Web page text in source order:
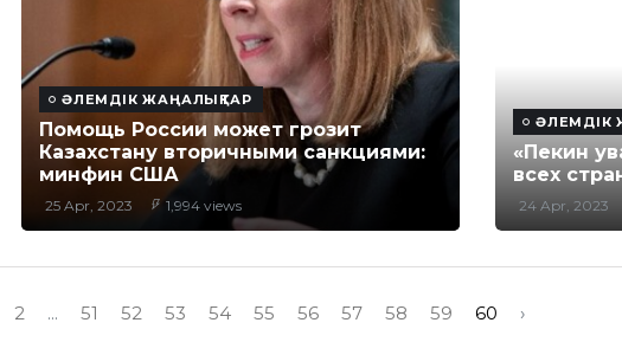
ӘЛЕМДІК ЖАҢАЛЫҚТАР
Помощь России может грозит
Казахстану вторичными санкциями:
минфин США
25 Apr, 2023 1,994 views
ӘЛЕМДІК
«Пекин
всех
24 Apr, 2023
2 ... 51 52 53 54 55 56 57 58 59 60 ›